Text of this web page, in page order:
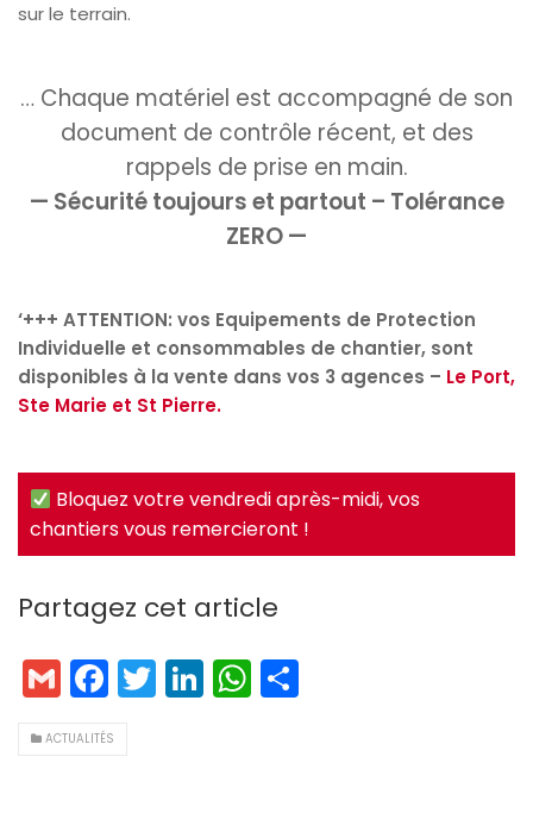
sur le terrain.
… Chaque matériel est accompagné de son
document de contrôle récent, et des
rappels de prise en main.
— Sécurité toujours et partout – Tolérance
ZERO —
‘+++ ATTENTION: vos Equipements de Protection
Individuelle et consommables de chantier, sont
disponibles à la vente dans vos 3 agences – Le Port,
Ste Marie et St Pierre.
Bloquez votre vendredi après-midi, vos
chantiers vous remercieront !
Partagez cet article
G
ai
F
c
T Li W
ACTUALITÉS